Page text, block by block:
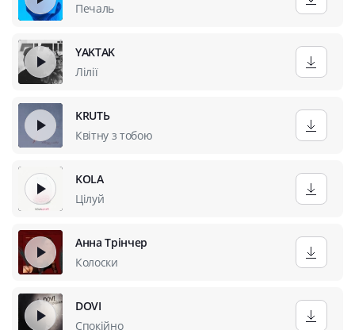
Печаль
YAKTAK
Лілії
KRUTЬ
Квітну з тобою
KOLA
Цілуй
Анна Трінчер
Колоски
DOVI
Спокійно